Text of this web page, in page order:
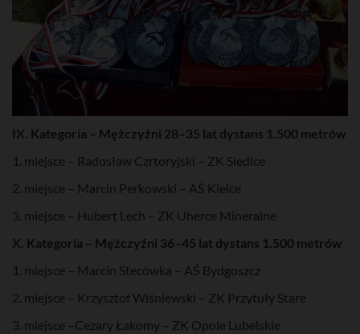
IX. Kategoria – Mężczyźni 28–35 lat dystans 1.500 metrów
1. miejsce – Radosław Czrtoryjski – ZK Siedlce
2. miejsce – Marcin Perkowski – AŚ Kielce
3. miejsce – Hubert Lech – ZK Uherce Mineralne
X. Kategoria – Mężczyźni 36–45 lat dystans 1.500 metrów
1. miejsce – Marcin Stecówka – AŚ Bydgoszcz
2. miejsce – Krzysztof Wiśniewski – ZK Przytuły Stare
3. miejsce –Cezary Łakomy – ZK Opole Lubelskie